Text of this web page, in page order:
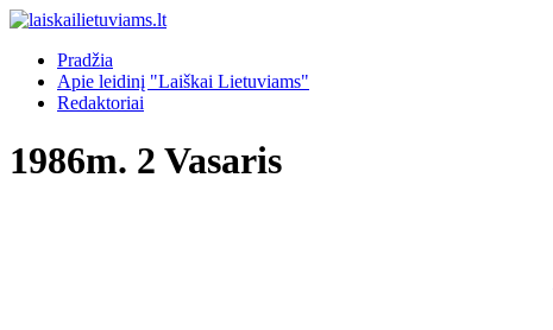
Pradžia
Apie leidinį "Laiškai Lietuviams"
Redaktoriai
1986m. 2 Vasaris